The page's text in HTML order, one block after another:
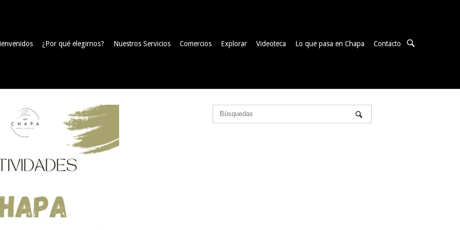
¿Por qué elegirnos? Nuestros Servicios Comercios Explorar Videoteca Lo que pasa en Chapa Contacto
ABRIR
BARRA